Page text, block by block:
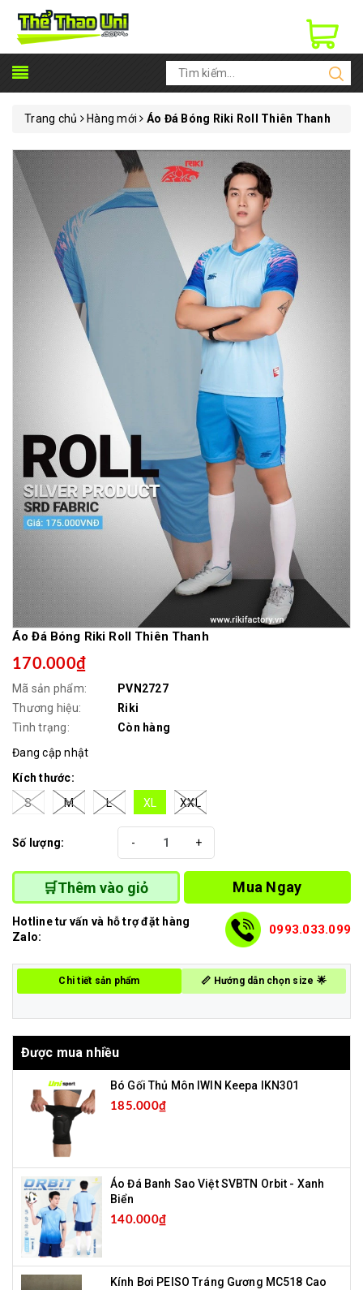
Trang chủ Hàng mới Áo Đá Bóng Riki Roll Thiên Thanh
Áo Đá Bóng Riki Roll Thiên Thanh
170.000₫
Mã sản phẩm:
PVN2727
Thương hiệu:
Riki
Tình trạng:
Còn hàng
Đang cập nhật
Kích thước:
S
M L XL XXL
Số lượng: +
-
🛒Thêm vào giỏ Mua Ngay
Hotline tư vấn và hỗ trợ đặt hàng
Zalo:
0993.033.099
Chi tiết sản phẩm 📏 Hướng dẫn chọn size 🌟
Được mua nhiều
Bó Gối Thủ Môn IWIN Keepa IKN301
185.000₫
Áo Đá Banh Sao Việt SVBTN Orbit - Xanh
Biển
140.000₫
Kính Bơi PEISO Tráng Gương MC518 Cao